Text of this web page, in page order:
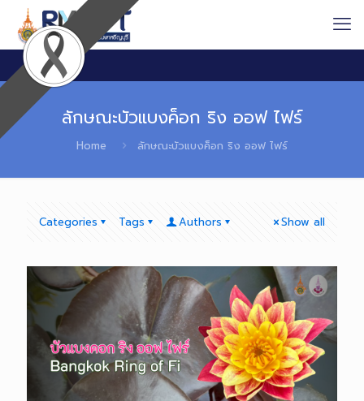
ลักษณะบัวแบงค็อก ริง ออฟ ไฟร์
Home ลักษณะบัวแบงค็อก ริง ออฟ ไฟร์
Categories Tags Authors Show all